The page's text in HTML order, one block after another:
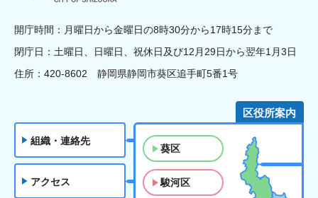
開庁時間：月曜日から金曜日の8時30分から17時15分まで
閉庁日：土曜日、日曜日、祝休日及び12月29日から翌年1月3日
住所：420-8602 静岡県静岡市葵区追手町5番1号
組織・連絡先
アクセス
区役所案内
葵区
駿河区